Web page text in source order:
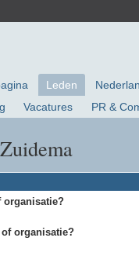
Leden
Vacatures PR &
organisatie?
organisatie?